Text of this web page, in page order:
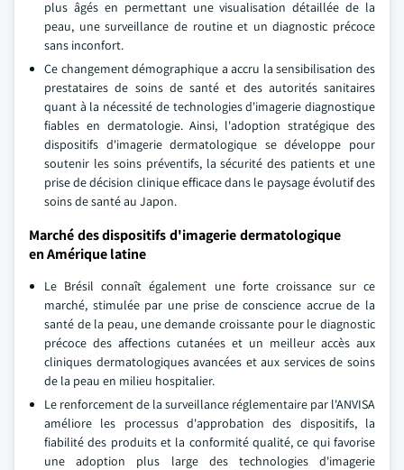
plus âgés en permettant une visualisation détaillée de la
peau, une surveillance de routine et un diagnostic précoce
sans inconfort.
Ce changement démographique a accru la sensibilisation des
prestataires de soins de santé et des autorités sanitaires
quant à la nécessité de technologies d'imagerie diagnostique
fiables en dermatologie. Ainsi, l'adoption stratégique des
dispositifs d'imagerie dermatologique se développe pour
soutenir les soins préventifs, la sécurité des patients et une
prise de décision clinique efficace dans le paysage évolutif des
soins de santé au Japon.
Marché des dispositifs d'imagerie dermatologique
en Amérique latine
Le Brésil connaît également une forte croissance sur ce
marché, stimulée par une prise de conscience accrue de la
santé de la peau, une demande croissante pour le diagnostic
précoce des affections cutanées et un meilleur accès aux
cliniques dermatologiques avancées et aux services de soins
de la peau en milieu hospitalier.
Le renforcement de la surveillance réglementaire par l'ANVISA
améliore les processus d'approbation des dispositifs, la
fiabilité des produits et la conformité qualité, ce qui favorise
une adoption plus large des technologies d'imagerie